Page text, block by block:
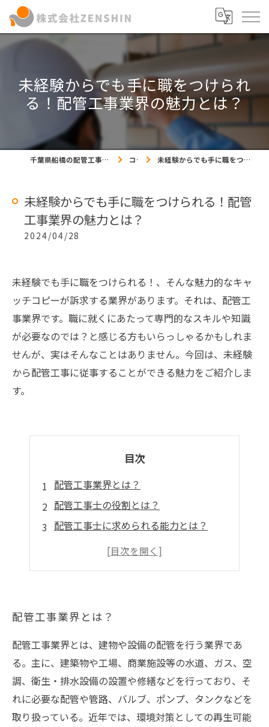
未経験からでも手に職をつけられ
る！配管工事業界の魅力とは？
千葉県船橋の配管工事の求人なら株式会社ZENSHIN コラム 未経験からでも手に職をつけられる！配管工事業界の魅力とは？
未経験からでも手に職をつけられる！配管
工事業界の魅力とは？
2024/04/28
未経験でも手に職をつけられる！、そんな魅力的なキャ
ッチコピーが訴求する業界があります。それは、配管工
事業界です。職に就くにあたって専門的なスキルや知識
が必要なのでは？と感じる方もいらっしゃるかもしれま
せんが、実はそんなことはありません。今回は、未経験
から配管工事に従事することができる魅力をご紹介しま
す。
目次
配管工事業界とは？
配管工事士の役割とは？
配管工事士に求められる能力とは？
配管工事士の収入と将来性は？
配管工事業界とは？
配管工事業界とは、建物や設備の配管を行う業界であ
る。主に、建築物や工場、商業施設等の水道、ガス、空
調、衛生・排水設備の設置や修繕などを行っており、そ
れに必要な配管や管路、バルブ、ポンプ、タンクなどを
取り扱っている。近年では、環境対策としての再生可能